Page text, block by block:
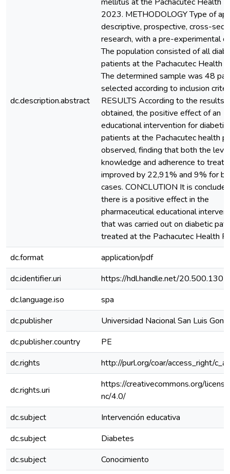
dc.description.abstract
2023. METHODOLOGY Type of
descriptive, prospective, cross-
research, with a pre-experimental
The population consisted of all
patients at the Pachacutec Health
The determined sample was 48
selected according to inclusion
RESULTS According to the results
obtained, the positive effect of an
educational intervention for diabetic
patients at the Pachacutec health
observed, finding that both the
knowledge and adherence to
improved by 22,91% and 9% for
cases. CONCLUTION It is
there is a positive effect in the
pharmaceutical educational
that was carried out on diabetic
treated at the Pachacutec Health
dc.format
application/pdf
dc.identifier.uri
https://hdl.handle.net/
dc.language.iso
spa
dc.publisher
Universidad Nacional San Luis
dc.publisher.country
PE
dc.rights
http://purl.org/coar/access_right/
dc.rights.uri
https://creativecommons.org/
nc/4.0/
dc.subject
Intervención educativa
dc.subject
Diabetes
dc.subject
Conocimiento